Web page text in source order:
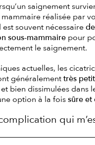
saignement
réalisée par
souvent nécessaire
sous-mammaire pour
le saignement.
actuelles, les
généralementtrès
et bien dissimulées dans
option à la foissûre et
qui